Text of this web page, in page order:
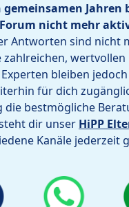
gemeinsamen Jahren
nicht mehr
Antworten sind nicht
zahlreichen,
bleiben
für dich
die bestmögliche
dir unser HiPP
Kanäle jederzeit